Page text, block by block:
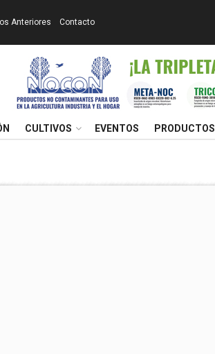
Anteriores Contacto
CULTIVOS EVENTOS PRODUCTOS